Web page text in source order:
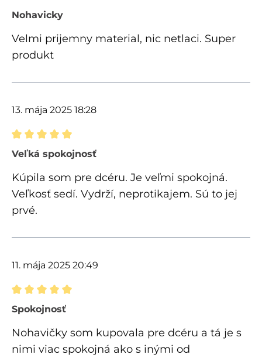
Recenzia s hodnotením 5 z 5 hviezdičiek
Nohavicky
Velmi prijemny material, nic netlaci. Super
produkt
13. mája 2025 18:28
Recenzia s hodnotením 5 z 5 hviezdičiek
Veľká spokojnosť
Kúpila som pre dcéru. Je veľmi spokojná.
Veľkosť sedí. Vydrží, neprotikajem. Sú to jej
prvé.
11. mája 2025 20:49
Recenzia s hodnotením 5 z 5 hviezdičiek
Spokojnosť
Nohavičky som kupovala pre dcéru a tá je s
nimi viac spokojná ako s inými od